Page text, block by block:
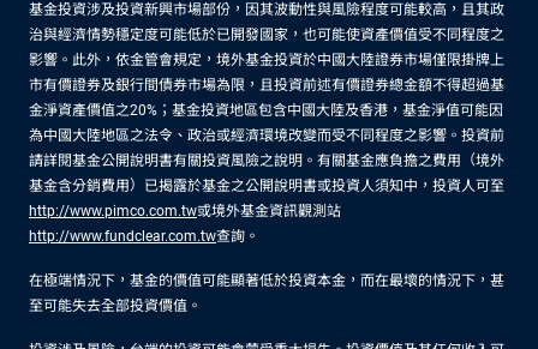
基金投資涉及投資新興市場部份，因其波動性與風險程度可能較高，且其政
治與經濟情勢穩定度可能低於已開發國家，也可能使資產價值受不同程度之
影響。此外，依金管會規定，境外基金投資於中國大陸證券市場僅限掛牌上
市有價證券及銀行間債券市場為限，且投資前述有價證券總金額不得超過基
金淨資產價值之20%；基金投資地區包含中國大陸及香港，基金淨值可能因
為中國大陸地區之法令、政治或經濟環境改變而受不同程度之影響。投資前
請詳閱基金公開說明書有關投資風險之說明。有關基金應負擔之費用（境外
基金含分銷費用）已揭露於基金之公開說明書或投資人須知中，投資人可至
http://www.pimco.com.tw或境外基金資訊觀測站
http://www.fundclear.com.tw查詢。
在極端情況下，基金的價值可能顯著低於投資本金，而在最壞的情況下，甚
至可能失去全部投資價值。